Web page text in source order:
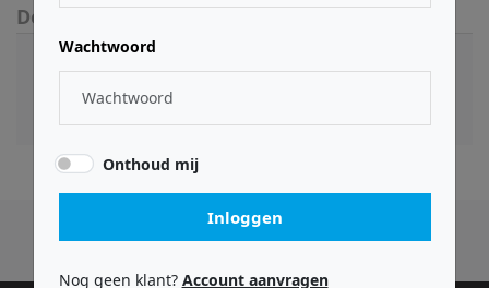
Downloads
WIDI Wireless MIDI Breakout Board (external
antenna connector, Non-populated)
Wachtwoord
Onthoud mij
Inloggen
Nog geen klant? Account aanvragen